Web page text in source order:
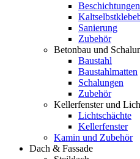
Beschichtungen
Sanierung
Zubehör
Betonbau und
Baustahl
Baustahlmatten
Schalungen
Zubehör
Kellerfenster und
Lichtschächte
Kellerfenster
Kamin und Zubehör
Dach & Fassade